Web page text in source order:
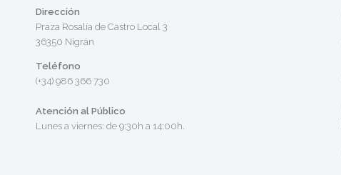
Dirección
Praza Rosalía de Castro Local 3
36350 Nigrán
Teléfono
(+34) 986 366 730
Atención al Público
Lunes a viernes: de 9:30h a 14:00h.